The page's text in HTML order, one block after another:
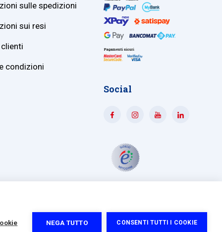
sulle spedizioni
sui resi
condizioni
Social
Capitale sociale 364.000,00 euro i.v.
NEGA TUTTO CONSENTI TUTTI I COOKIE